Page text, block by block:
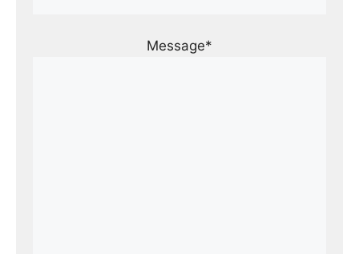
Message*